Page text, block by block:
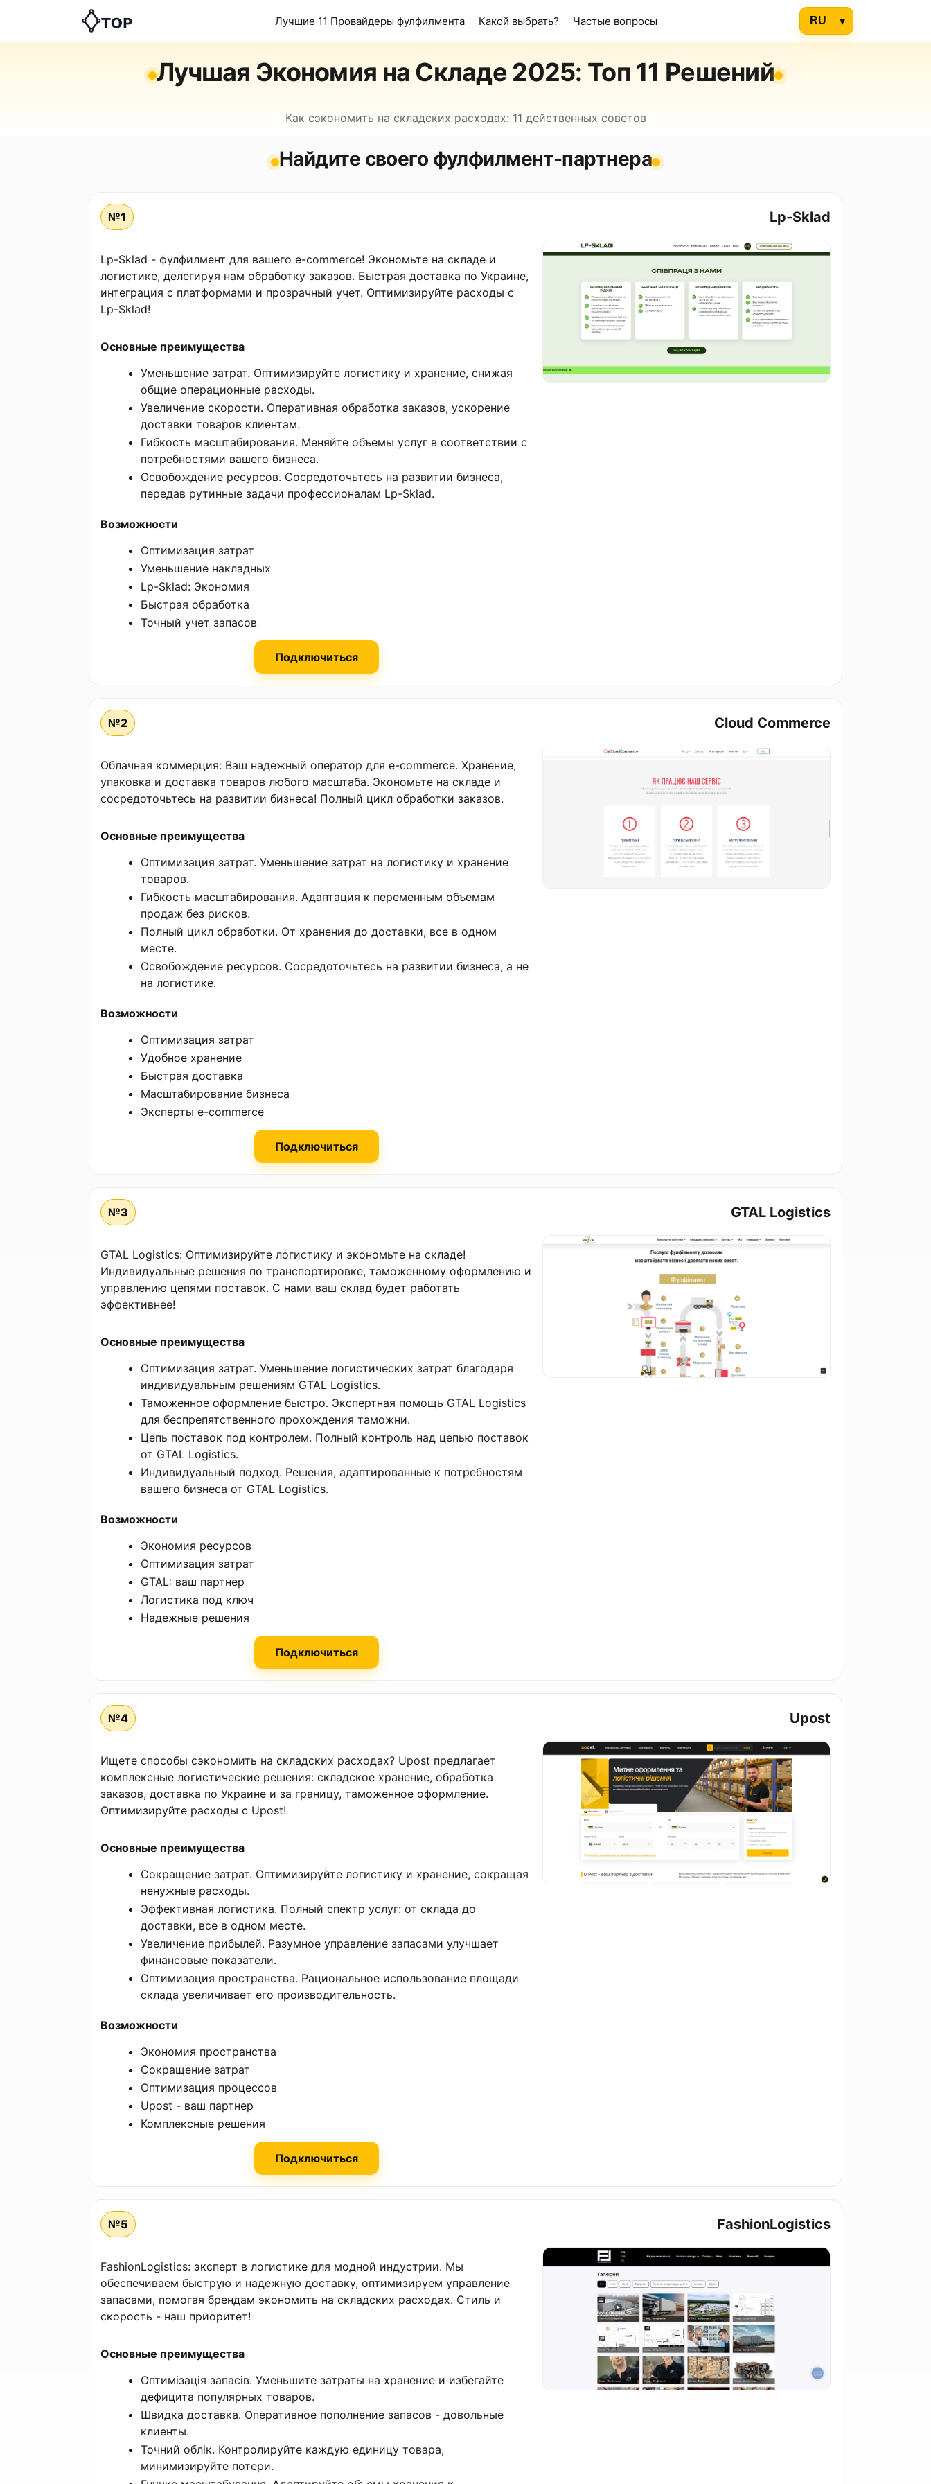
Лучшие 11 Провайдеры фулфилмента Какой выбрать? Частые вопросы
Лучшая Экономия на Складе 2025: Топ 11 Решений
Как сэкономить на складских расходах: 11 действенных советов
Найдите своего фулфилмент-партнера
№1 Lp-Sklad
Lp-Sklad - фулфилмент для вашего e-commerce! Экономьте на складе и
логистике, делегируя нам обработку заказов. Быстрая доставка по Украине,
интеграция с платформами и прозрачный учет. Оптимизируйте расходы с
Lp-Sklad!
Основные преимущества
Уменьшение затрат. Оптимизируйте логистику и хранение, снижая
общие операционные расходы.
Увеличение скорости. Оперативная обработка заказов, ускорение
доставки товаров клиентам.
Гибкость масштабирования. Меняйте объемы услуг в соответствии с
потребностями вашего бизнеса.
Освобождение ресурсов. Сосредоточьтесь на развитии бизнеса,
передав рутинные задачи профессионалам Lp-Sklad.
Возможности
Оптимизация затрат
Уменьшение накладных
Lp-Sklad: Экономия
Быстрая обработка
Точный учет запасов
Подключиться
№2 Cloud Commerce
Облачная коммерция: Ваш надежный оператор для e-commerce. Хранение,
упаковка и доставка товаров любого масштаба. Экономьте на складе и
сосредоточьтесь на развитии бизнеса! Полный цикл обработки заказов.
Основные преимущества
Оптимизация затрат. Уменьшение затрат на логистику и хранение
товаров.
Гибкость масштабирования. Адаптация к переменным объемам
продаж без рисков.
Полный цикл обработки. От хранения до доставки, все в одном
месте.
Освобождение ресурсов. Сосредоточьтесь на развитии бизнеса, а не
на логистике.
Возможности
Оптимизация затрат
Удобное хранение
Быстрая доставка
Масштабирование бизнеса
Эксперты e-commerce
Подключиться
№3 GTAL Logistics
GTAL Logistics: Оптимизируйте логистику и экономьте на складе!
Индивидуальные решения по транспортировке, таможенному оформлению и
управлению цепями поставок. С нами ваш склад будет работать
эффективнее!
Основные преимущества
Оптимизация затрат. Уменьшение логистических затрат благодаря
индивидуальным решениям GTAL Logistics.
Таможенное оформление быстро. Экспертная помощь GTAL Logistics
для беспрепятственного прохождения таможни.
Цепь поставок под контролем. Полный контроль над цепью поставок
от GTAL Logistics.
Индивидуальный подход. Решения, адаптированные к потребностям
вашего бизнеса от GTAL Logistics.
Возможности
Экономия ресурсов
Оптимизация затрат
GTAL: ваш партнер
Логистика под ключ
Надежные решения
Подключиться
№4 Upost
Ищете способы сэкономить на складских расходах? Upost предлагает
комплексные логистические решения: складское хранение, обработка
заказов, доставка по Украине и за границу, таможенное оформление.
Оптимизируйте расходы с Upost!
Основные преимущества
Сокращение затрат. Оптимизируйте логистику и хранение, сокращая
ненужные расходы.
Эффективная логистика. Полный спектр услуг: от склада до
доставки, все в одном месте.
Увеличение прибылей. Разумное управление запасами улучшает
финансовые показатели.
Оптимизация пространства. Рациональное использование площади
склада увеличивает его производительность.
Возможности
Экономия пространства
Сокращение затрат
Оптимизация процессов
Upost - ваш партнер
Комплексные решения
Подключиться
№5 FashionLogistics
FashionLogistics: эксперт в логистике для модной индустрии. Мы
обеспечиваем быструю и надежную доставку, оптимизируем управление
запасами, помогая брендам экономить на складских расходах. Стиль и
скорость - наш приоритет!
Основные преимущества
Оптимізація запасів. Уменьшите затраты на хранение и избегайте
дефицита популярных товаров.
Швидка доставка. Оперативное пополнение запасов - довольные
клиенты.
Точний облік. Контролируйте каждую единицу товара,
минимизируйте потери.